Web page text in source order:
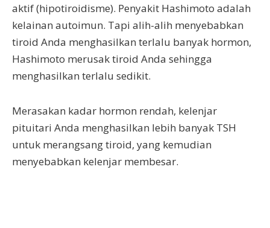
aktif (hipotiroidisme). Penyakit Hashimoto adalah
kelainan autoimun. Tapi alih-alih menyebabkan
tiroid Anda menghasilkan terlalu banyak hormon,
Hashimoto merusak tiroid Anda sehingga
menghasilkan terlalu sedikit.
Merasakan kadar hormon rendah, kelenjar
pituitari Anda menghasilkan lebih banyak TSH
untuk merangsang tiroid, yang kemudian
menyebabkan kelenjar membesar.